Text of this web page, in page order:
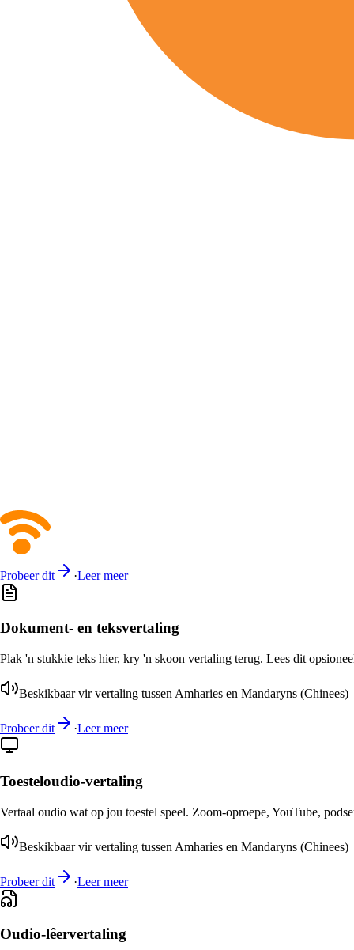
Probeer dit ·Leer meer
Dokument- en teksvertaling
Plak 'n stukkie teks hier, kry 'n skoon vertaling terug. Lees dit
Beskikbaar vir vertaling tussen Amharies en Mandaryns (Chinees)
Probeer dit ·Leer meer
Toesteloudio-vertaling
Vertaal oudio wat op jou toestel speel. Zoom-oproepe, YouTube,
Beskikbaar vir vertaling tussen Amharies en Mandaryns (Chinees)
Probeer dit ·Leer meer
Oudio-lêervertaling